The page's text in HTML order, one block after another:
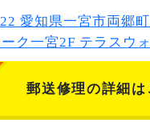
愛知県一宮市両郷
ク一宮2F テラスウ
郵送修理の詳細は